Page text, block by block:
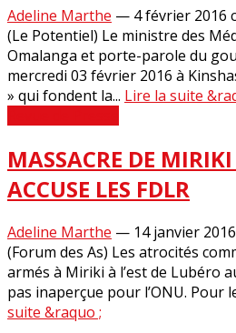
Adeline Marthe — 4 février 2016
(Le Potentiel) Le ministre des
Omalanga et porte-parole du
mercredi 03 février 2016 à
» qui fondent la... Lire la suite
MASSACRE DE
ACCUSE LES FDLR
Adeline Marthe — 14 janvier 2016
(Forum des As) Les atrocités
armés à Miriki à l’est de Lubéro
pas inaperçue pour l’ONU. Pour
suite &raquo ;